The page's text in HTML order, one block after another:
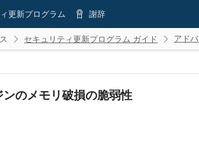
更新プログラム  謝辞
 セキュリティ更新プログラム ガイド  アド
のメモリ破損の脆弱性